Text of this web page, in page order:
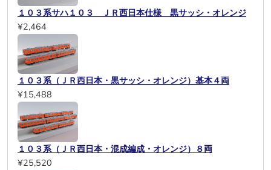
１０３系サハ１０３ ＪＲ西日本仕様 黒サッシ・オレンジ
¥2,464
１０３系（ＪＲ西日本・黒サッシ・オレンジ）基本４両
¥15,488
１０３系（ＪＲ西日本・混成編成・オレンジ）８両
¥25,520